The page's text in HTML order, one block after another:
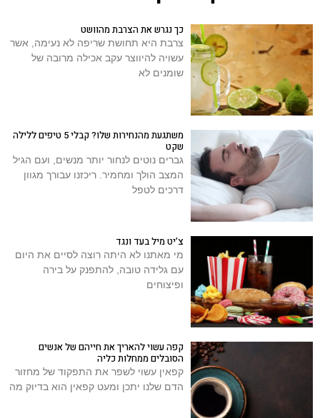
כך נגרש את הצרבת מהוושט
צרבת היא תחושת שריפה לא נעימה, אשר
עשויה להיווצר עקב אכילה מרובה של
שומנים לא
משתגעת מהנחירות שלו? קבלי 5 טיפים ללילה
שקט
גברים נוטים לנחור יותר מנשים, ועם הגיל
המצב הולך ומחמיר. ריכזנו עבורך מגוון
דרכים לטפל
צ’יט מיל בעד ונגד
מי מאתנו לא היתה רוצה לסיים את היום
עם גלידה טובה, להתפנק על בירה
ופיצוחים
קפה עשוי להאריך את חייהם של אנשים
הסובלים ממחלות כליה
קפאין עשוי לשפר את התפקוד של מחזור
הדם שלנו יתכן ומעט קפאין הוא בדיוק מה